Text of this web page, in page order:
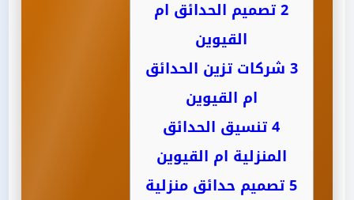
2تصميم الحدائق ام
القيوين
3 شركات تزين الحدائق
ام القيوين
4تنسيق الحدائق
المنزلية ام القيوين
5تصميم حدائق منزلية